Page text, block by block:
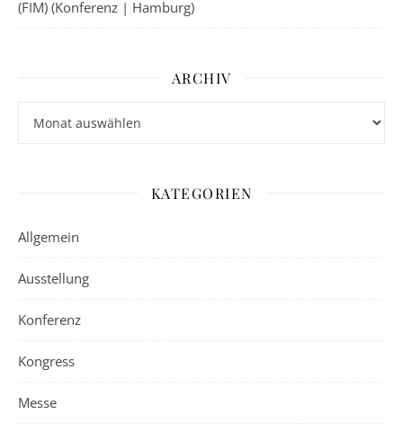
(FIM) (Konferenz | Hamburg)
ARCHIV
KATEGORIEN
Allgemein
Ausstellung
Konferenz
Kongress
Messe